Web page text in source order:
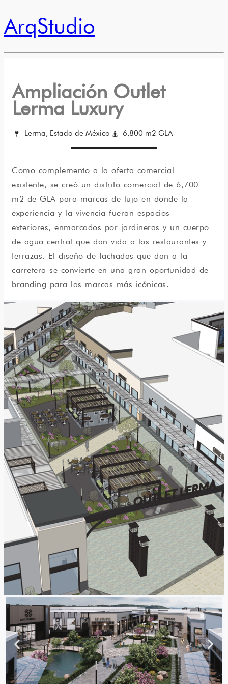
ArqStudio
Ampliación Outlet
Lerma Luxury
Lerma, Estado de México 6,800 m2 GLA
Como complemento a la oferta comercial
existente, se creó un distrito comercial de 6,700
m2 de GLA para marcas de lujo en donde la
experiencia y la vivencia fueran espacios
exteriores, enmarcados por jardineras y un cuerpo
de agua central que dan vida a los restaurantes y
terrazas. El diseño de fachadas que dan a la
carretera se convierte en una gran oportunidad de
branding para las marcas más icónicas.